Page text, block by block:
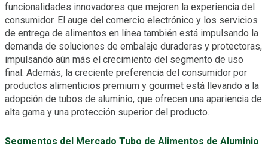
funcionalidades innovadores que mejoren la experiencia del
consumidor. El auge del comercio electrónico y los servicios
de entrega de alimentos en línea también está impulsando la
demanda de soluciones de embalaje duraderas y protectoras,
impulsando aún más el crecimiento del segmento de uso
final. Además, la creciente preferencia del consumidor por
productos alimenticios premium y gourmet está llevando a la
adopción de tubos de aluminio, que ofrecen una apariencia de
alta gama y una protección superior del producto.
Segmentos del Mercado Tubo de Alimentos de Aluminio